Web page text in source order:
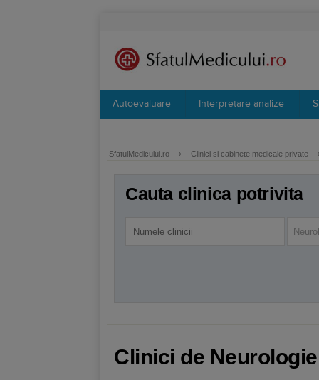
Autoevaluare Interpretare analize
SfatulMedicului.ro › Clinici si cabinete medicale private
Cauta clinica potrivita
Clinici de